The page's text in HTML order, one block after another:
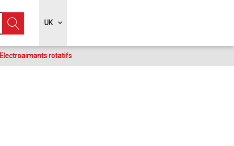
UK
Electroaimants rotatifs